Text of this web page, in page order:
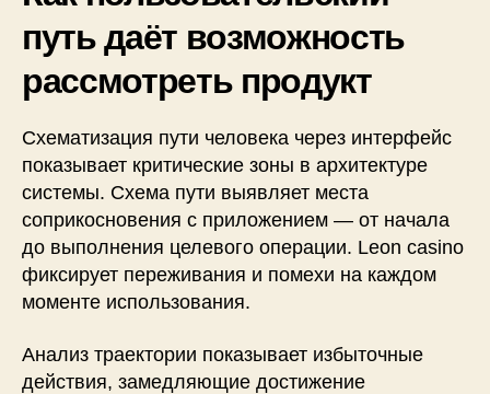
путь даёт возможность
рассмотреть продукт
Схематизация пути человека через интерфейс
показывает критические зоны в архитектуре
системы. Схема пути выявляет места
соприкосновения с приложением — от начала
до выполнения целевого операции. Leon casino
фиксирует переживания и помехи на каждом
моменте использования.
Анализ траектории показывает избыточные
действия, замедляющие достижение